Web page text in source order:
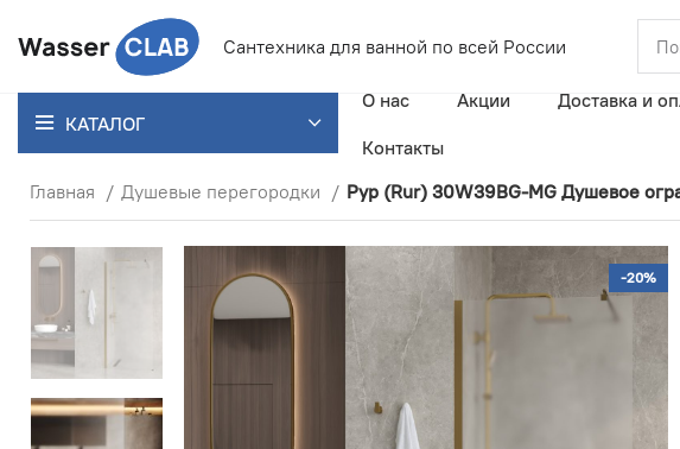
Сантехника для ванной по всей России
КАТАЛОГ
О нас Акции Доставка и
Контакты
Главная
Душевые перегородки Рур (Rur) 30W39BG-MG Душевое
-20%